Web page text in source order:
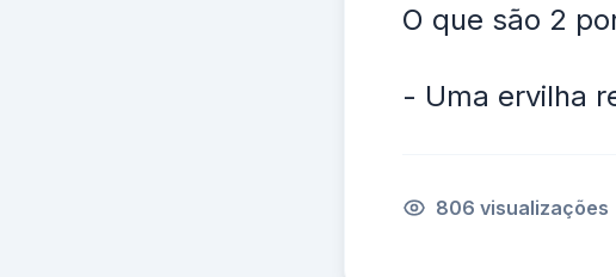
O que são 2
- Uma ervilha
806 visualizações